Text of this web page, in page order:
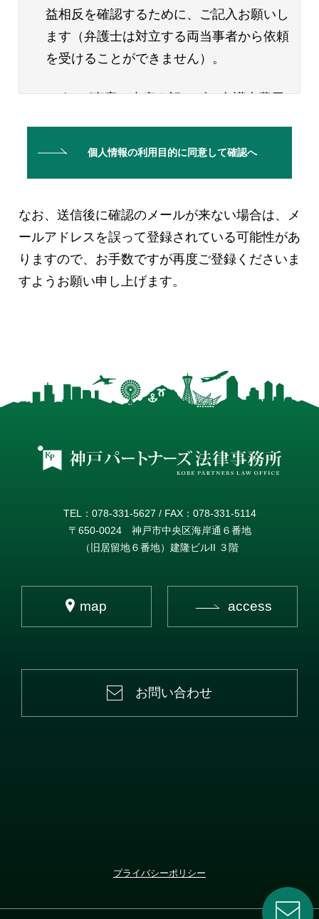
益相反を確認するために、ご記入お願いし
ます（弁護士は対立する両当事者から依頼
を受けることができません）。
●しばしば事案の内容を記さずに弁護士費用
とには、どういった手続が適切であるのか
が判断できず、ゆえに費用についてもお答
えすることができません。よって、このお
問い合わせフォームで弁護士費用のみお問
をお約束するものではないことをご留意願
います。
いただいた内容が外部に漏れることはあり
なお、送信後に確認のメールが来ない場合は、メ
ールアドレスを誤って登録されている可能性があ
りますので、 お手数ですが再度ご登録くださいま
すようお願い申し上げます。
TEL：078-331-5627 / FAX：078-331-5114
〒650-0024 神戸市中央区海岸通６番地
（旧居留地６番地）建隆ビルII ３階
map access
お問い合わせ
プライバシーポリシー